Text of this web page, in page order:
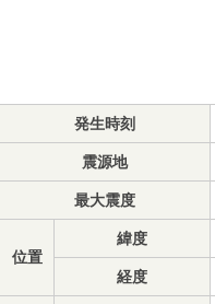
発生時刻
震源地
最大震度
位置
緯度
経度